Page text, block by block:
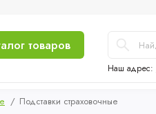
товаров
Наш адрес:
Подставки страховочные